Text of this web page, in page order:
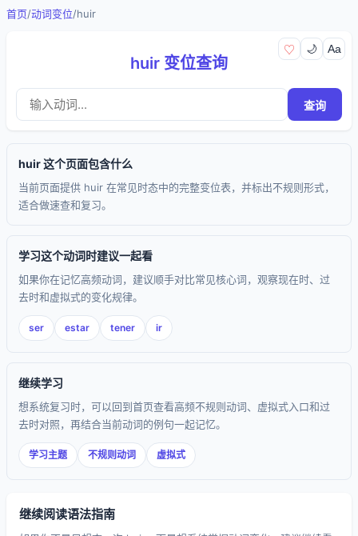
首页/动词变位/huir
♡ 🌙 Aa
huir 变位查询
查询
huir 这个页面包含什么
当前页面提供 huir 在常见时态中的完整变位表，并标出不规则形式，
适合做速查和复习。
学习这个动词时建议一起看
如果你在记忆高频动词，建议顺手对比常见核心词，观察现在时、过
去时和虚拟式的变化规律。
ser estar tener ir
继续学习
想系统复习时，可以回到首页查看高频不规则动词、虚拟式入口和过
去时对照，再结合当前动词的例句一起记忆。
学习主题 不规则动词 虚拟式
继续阅读语法指南